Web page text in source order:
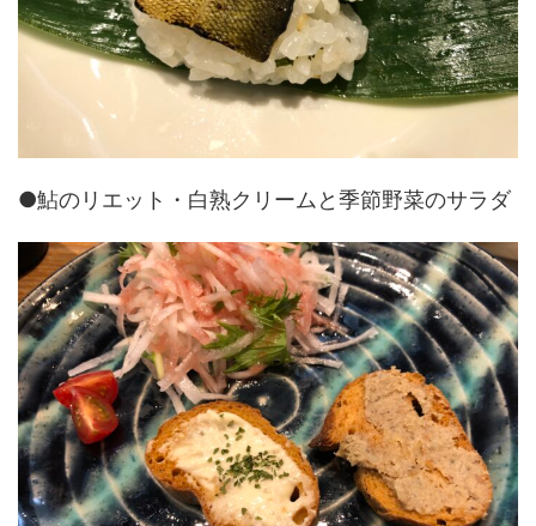
●鮎のリエット・白熟クリームと季節野菜のサラダ